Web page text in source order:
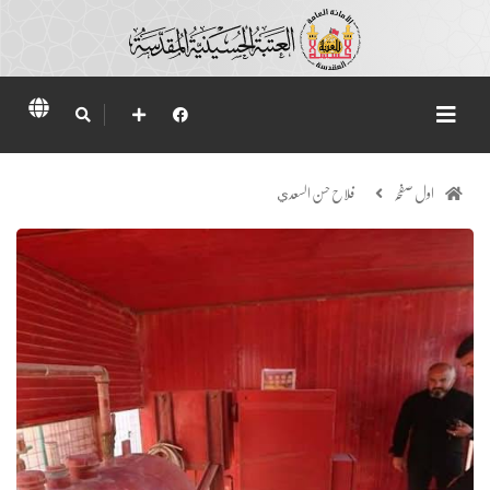
اول صفحہ فلاح حسن السعدي